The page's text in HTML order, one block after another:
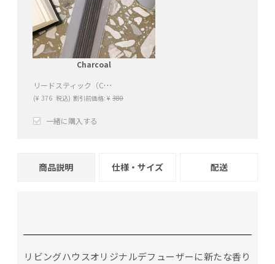
Charcoal
リードスティック（Charcoal）
(¥ 376 税込) 割引前価格: ¥ 380
一緒に購入する
商品説明 仕様・サイズ 配送
リビングハウスオリジナルデフューザーに新たな香り